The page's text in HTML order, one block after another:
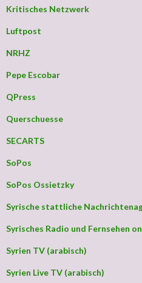
Kritisches Netzwerk
Luftpost
NRHZ
Pepe Escobar
QPress
Querschuesse
SECARTS
SoPos
SoPos Ossietzky
Syrische stattliche
Syrisches Radio und Fernsehen
Syrien TV (arabisch)
Syrien Live TV (arabisch)